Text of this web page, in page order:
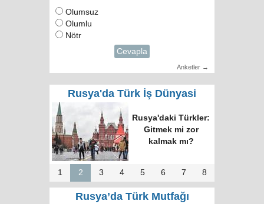
Olumsuz
Olumlu
Nötr
Cevapla
Anketler →
Rusya'da Türk İş Dünyasi
Rusya'daki Türkler:
Gitmek mi zor
kalmak mı?
1 2 3 4 5 6 7 8
Rusya’da Türk Mutfağı